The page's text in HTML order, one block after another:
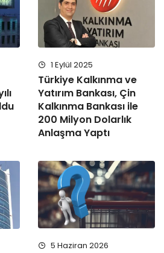
1 Eylül 2025
Türkiye Kalkınma ve
Yatırım Bankası, Çin
Kalkınma Bankası ile
200 Milyon Dolarlık
Anlaşma Yaptı
5 Haziran 2026